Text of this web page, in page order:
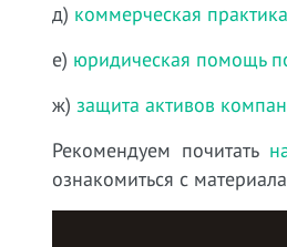
д) коммерческая
е) юридическая помощь
ж) защита активов
Рекомендуем почитать
ознакомиться с